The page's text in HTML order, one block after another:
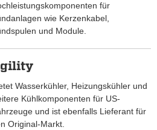
für
wie Kerzenkabel,
und Module.
Wasserkühler, Heizungskühler und
Kühlkomponenten für US-
und ist ebenfalls Lieferant für
Original-Markt.